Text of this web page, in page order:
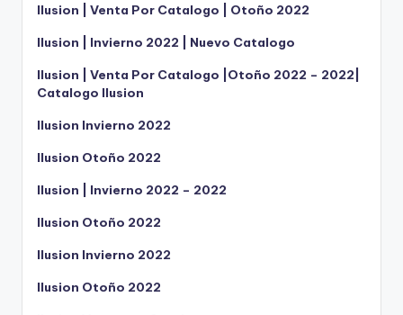
Ilusion | Venta Por Catalogo | Otoño 2022
Ilusion | Invierno 2022 | Nuevo Catalogo
Ilusion | Venta Por Catalogo |Otoño 2022 – 2022|
Catalogo Ilusion
Ilusion Invierno 2022
Ilusion Otoño 2022
Ilusion | Invierno 2022 – 2022
Ilusion Otoño 2022
Ilusion Invierno 2022
Ilusion Otoño 2022